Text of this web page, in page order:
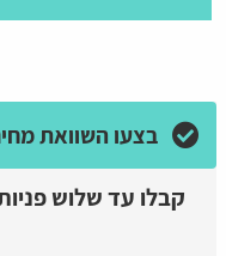
בצעו השוואת
קבלו עד שלוש